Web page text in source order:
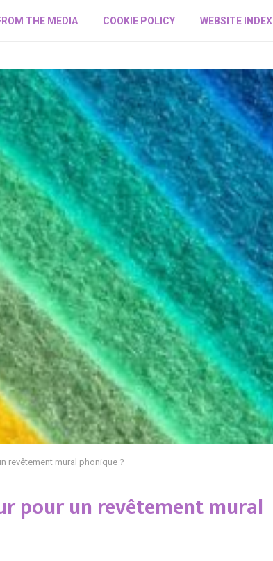
THE MEDIA COOKIE POLICY WEBSITE INDEX
revêtement mural phonique ?
pour un revêtement mural